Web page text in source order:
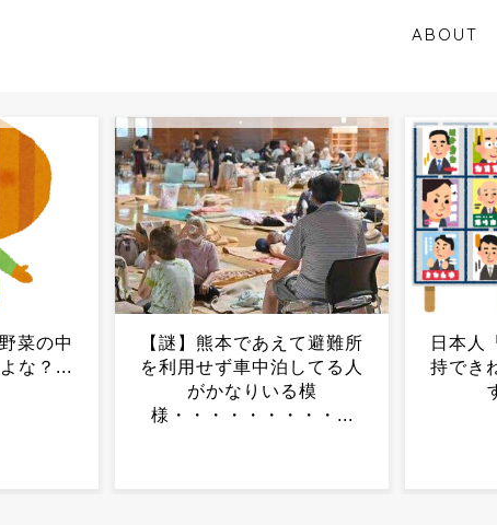
ABOUT
避難所
てる人
日本人「もう自民なんか支
持できねえ！他の党に投票
するぞ！」...
ちいか
い初日
まう